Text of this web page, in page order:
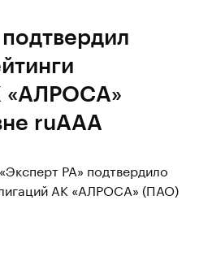
«АЛРОСА»
ruAAА
РА» подтвердило
АК «АЛРОСА» (ПАО)